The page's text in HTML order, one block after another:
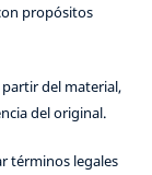
propósitos
del material,
del original.
términos legales